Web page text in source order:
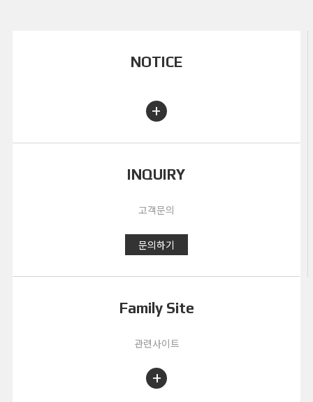
NOTICE
+
INQUIRY
고객문의
문의하기
Family Site
관련사이트
+